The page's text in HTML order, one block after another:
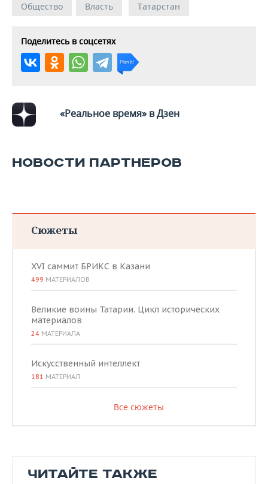
Общество Власть Татарстан
Поделитесь в соцсетях
«Реальное время» в Дзен
НОВОСТИ ПАРТНЕРОВ
Сюжеты
XVI саммит БРИКС в Казани
499 МАТЕРИАЛОВ
Великие воины Татарии. Цикл исторических
материалов
24 МАТЕРИАЛА
Искусственный интеллект
181 МАТЕРИАЛ
Все сюжеты
ЧИТАЙТЕ ТАКЖЕ